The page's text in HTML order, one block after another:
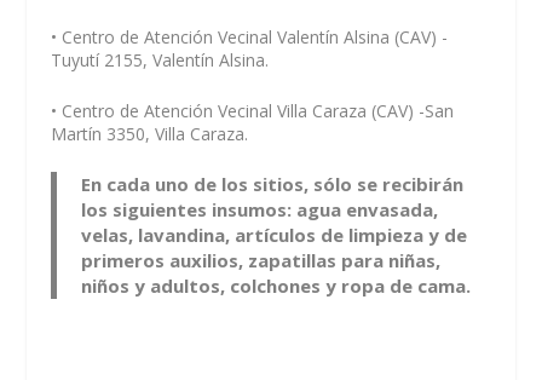
• Centro de Atención Vecinal Valentín Alsina (CAV) -
Tuyutí 2155, Valentín Alsina.
• Centro de Atención Vecinal Villa Caraza (CAV) -San
Martín 3350, Villa Caraza.
En cada uno de los sitios, sólo se recibirán
los siguientes insumos: agua envasada,
velas, lavandina, artículos de limpieza y de
primeros auxilios, zapatillas para niñas,
niños y adultos, colchones y ropa de cama.